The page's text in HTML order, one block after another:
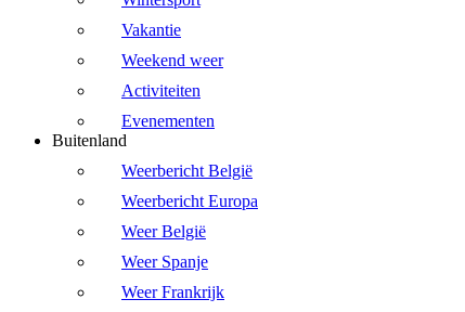
Vakantie
Weekend weer
Activiteiten
Evenementen
Buitenland
Weerbericht België
Weerbericht Europa
Weer België
Weer Spanje
Weer Frankrijk